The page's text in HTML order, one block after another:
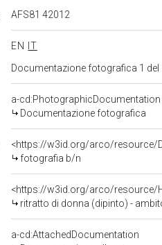
AFS81 42012
EN
IT
Documentazione fotografica 1
a-cd:PhotographicDocumentation
Documentazione fotografica
<https://w3id.org/arco/resource/
fotografia b/n
<https://w3id.org/arco/resource/
ritratto di donna (dipinto) -
a-cd:AttachedDocumentation